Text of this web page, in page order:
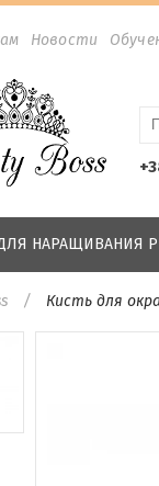
Новости
НАРАЩИВАНИЯ
Кисть для